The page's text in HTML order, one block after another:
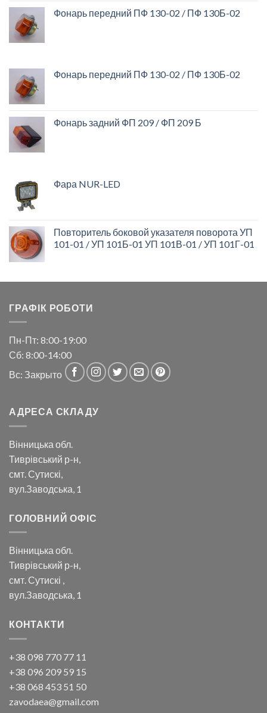
Фонарь передний ПФ 130-02 / ПФ 130Б-02
Фонарь передний ПФ 130-02 / ПФ 130Б-02
Фонарь задний ФП 209 / ФП 209 Б
Фара NUR-LED
Повторитель боковой указателя поворота УП
101-01 / УП 101Б-01 УП 101В-01 / УП 101Г-01
ГРАФІК РОБОТИ
Пн-Пт: 8:00-19:00
Сб: 8:00-14:00
Вс: Закрыто
АДРЕСА СКЛАДУ
Вінницька обл.
Тиврівський р-н,
смт. Сутискі,
вул.Заводська, 1
ГОЛОВНИЙ ОФІС
Вінницька обл.
Тиврівський р-н,
смт. Сутискі ,
вул.Заводська, 1
КОНТАКТИ
+38 098 770 77 11
+38 096 209 59 15
+38 068 453 51 50
zavodaea@gmail.com